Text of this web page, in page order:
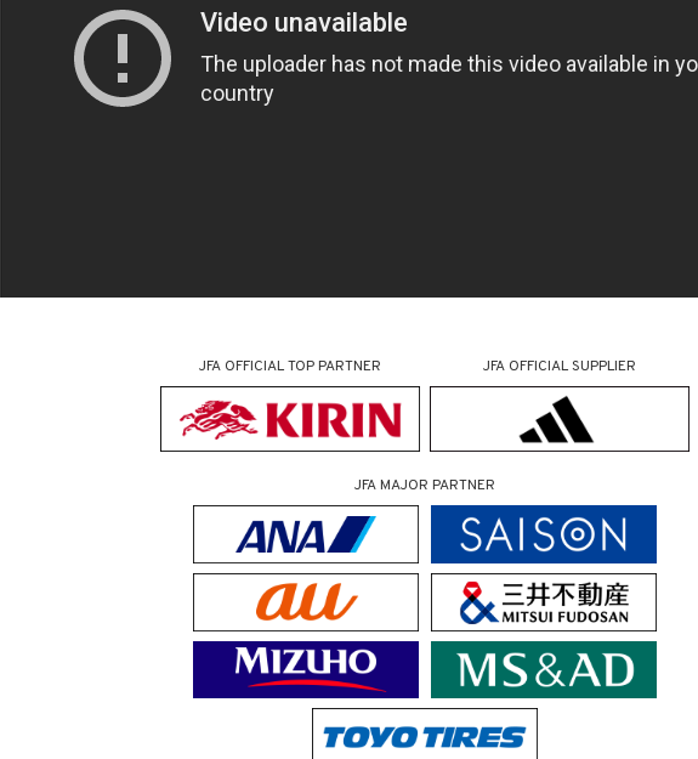
JFA OFFICIALTOP PARTNER JFA OFFICIALSUPPLIER
JFA MAJOR PARTNER